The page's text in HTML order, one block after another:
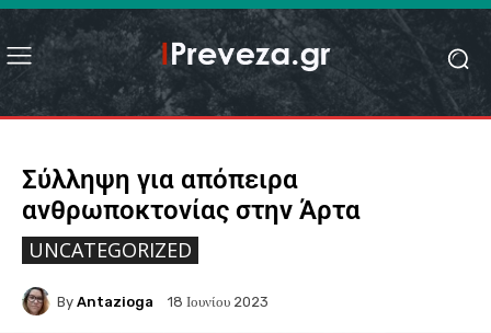
Σύλληψη για απόπειρα
ανθρωποκτονίας στην Άρτα
UNCATEGORIZED
By Antazioga 18 Ιουνίου 2023